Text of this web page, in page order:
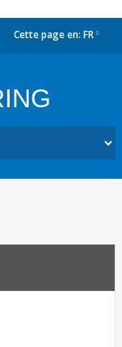
Cette page en: FR